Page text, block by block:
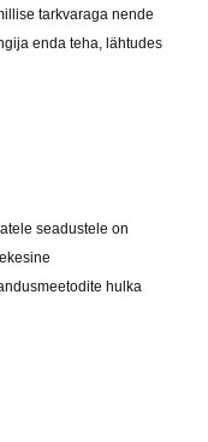
tarkvaraga nende
enda teha, lähtudes
seadustele on
hulka